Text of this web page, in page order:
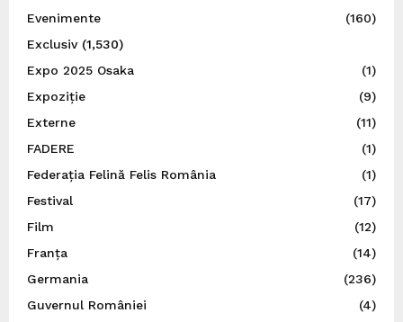
Evenimente
(160)
Exclusiv(1,530)
Expo 2025 Osaka
(1)
Expoziție
(9)
Externe
(11)
FADERE
(1)
Federația Felină Felis România
(1)
Festival
(17)
Film
(12)
Franța
(14)
Germania
(236)
Guvernul României
(4)